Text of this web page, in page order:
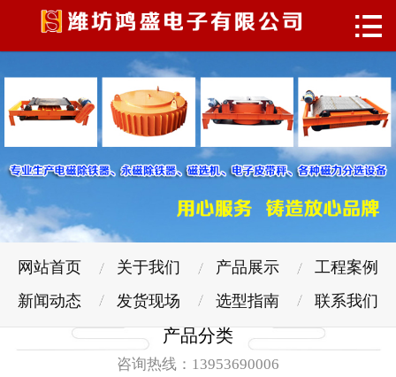
网站首页
产品展示
工程案例
新闻动态
发货现场
选型指南
联系我们

网站首页 关于我们 产品展示
工程案例
新闻动态
发货现场 选型指南 联系我们
产品分类
咨询热线：13953690006